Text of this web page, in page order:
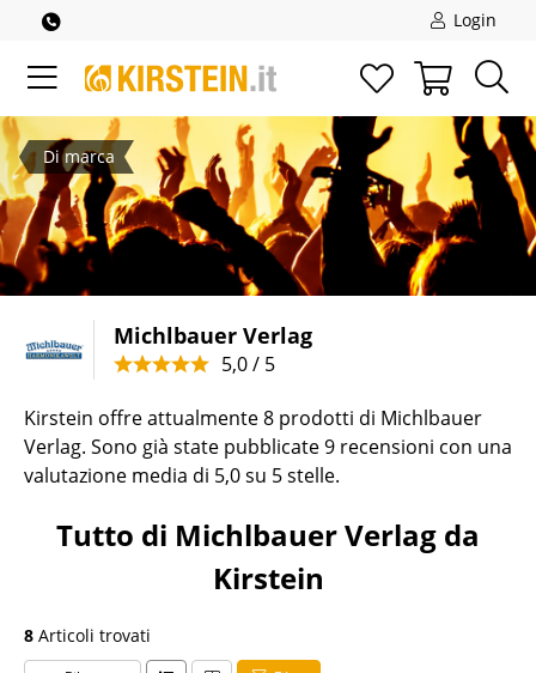
Login
Di marca
Michlbauer Verlag
5,0 / 5
Kirstein offre attualmente 8 prodotti di Michlbauer
Verlag. Sono già state pubblicate 9 recensioni con una
valutazione media di 5,0 su 5 stelle.
Tutto di Michlbauer Verlag da
Kirstein
8 Articoli trovati